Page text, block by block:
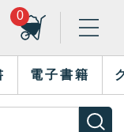
0
電子書籍